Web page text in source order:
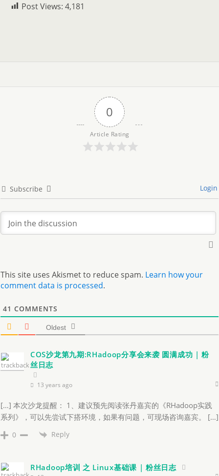
Post Views: 4,181
0
Article Rating
Subscribe Login
This site uses Akismet to reduce spam. Learn how your
comment data is processed.
41 COMMENTS
Oldest
COS沙龙第九期:RHadoop分享会来袭 圆满成功 | 粉
丝日志
13 years ago
[…] 本次沙龙提醒： 1、建议预先阅读张丹嘉宾的《RHadoop实践
系列》，可以先尝试下搭环境，如果有问题，可现场咨询嘉宾。 […]
0 Reply
RHadoop培训 之 Linux基础课 | 粉丝日志